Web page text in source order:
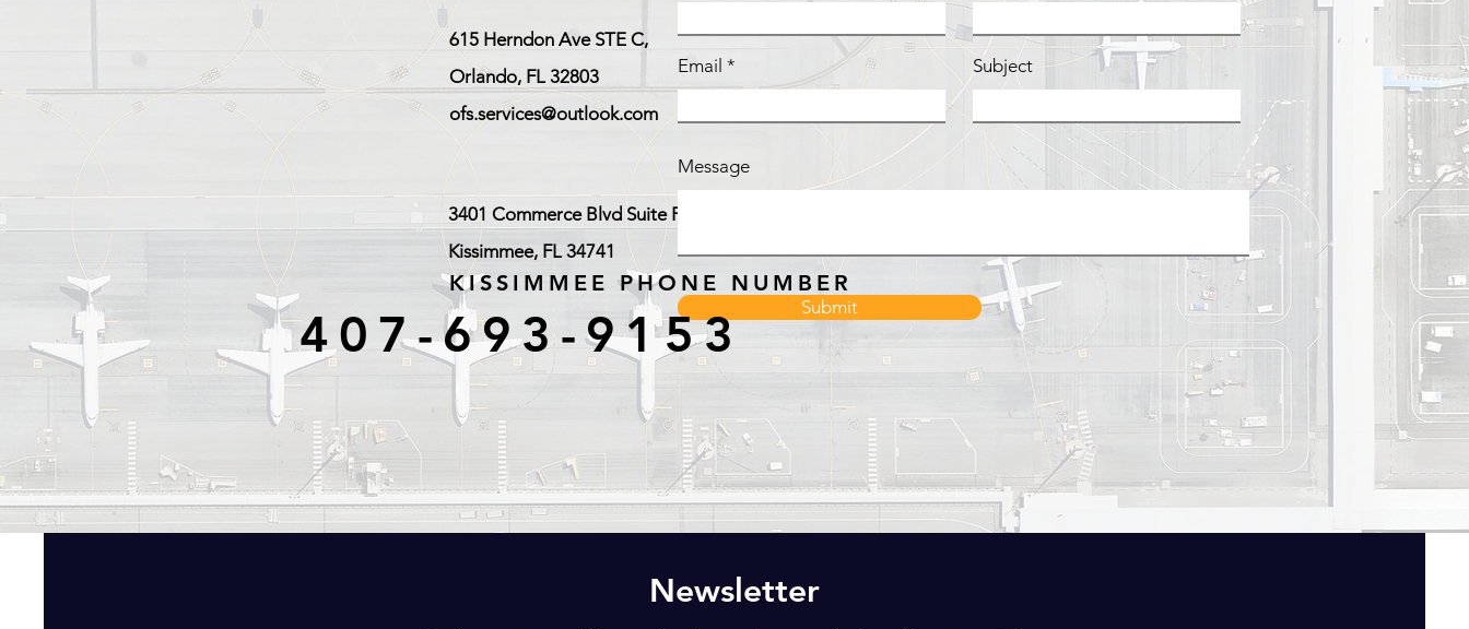
615 Herndon Ave STE C,
Orlando, FL 32803
ofs.services@outlook.com
3401 Commerce Blvd Suite F,
Kissimmee, FL 34741
KISSIMMEE PHONE NUMBER
Email Subject
Message
Submit
407-693-9153
Newsletter